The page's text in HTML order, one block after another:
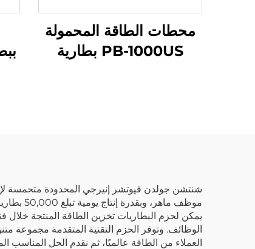
محطات الطاقة المحمولة
PB-1000US بطارية
موظف
يمكن لحزم البطاريات تخزين الطاقة المنتجة خلال
الوظائف. وتوفر الحزم التقنية المتقدمة مجموعة
العملاء من الطاقة عالميًا، ثم نقدم الحل